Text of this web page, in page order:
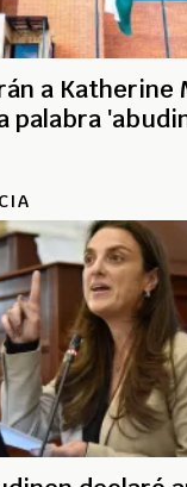
a Katherine
palabra